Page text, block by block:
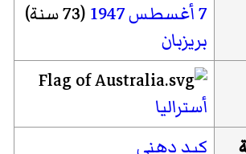
7 أغسطس 1947 (73 سنة)
بريزبان
أستراليا
كبد دهني